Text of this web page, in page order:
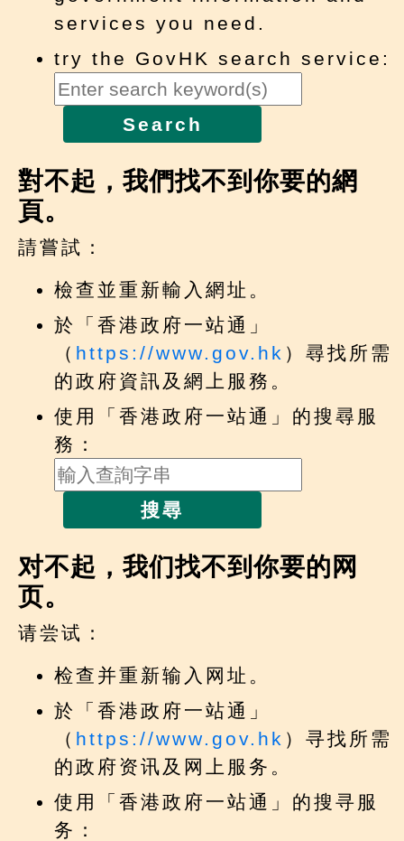
services you need.
try the GovHK search service:
Search
對不起，我們找不到你要的網
頁。
請嘗試：
檢查並重新輸入網址。
於「香港政府一站通」
（ https://www.gov.hk ）尋找所需
的政府資訊及網上服務。
使用「香港政府一站通」的搜尋服
務：
搜尋
对不起，我们找不到你要的网
页。
请尝试：
检查并重新输入网址。
於「香港政府一站通」
（ https://www.gov.hk ）寻找所需
的政府资讯及网上服务。
使用「香港政府一站通」的搜寻服
务：